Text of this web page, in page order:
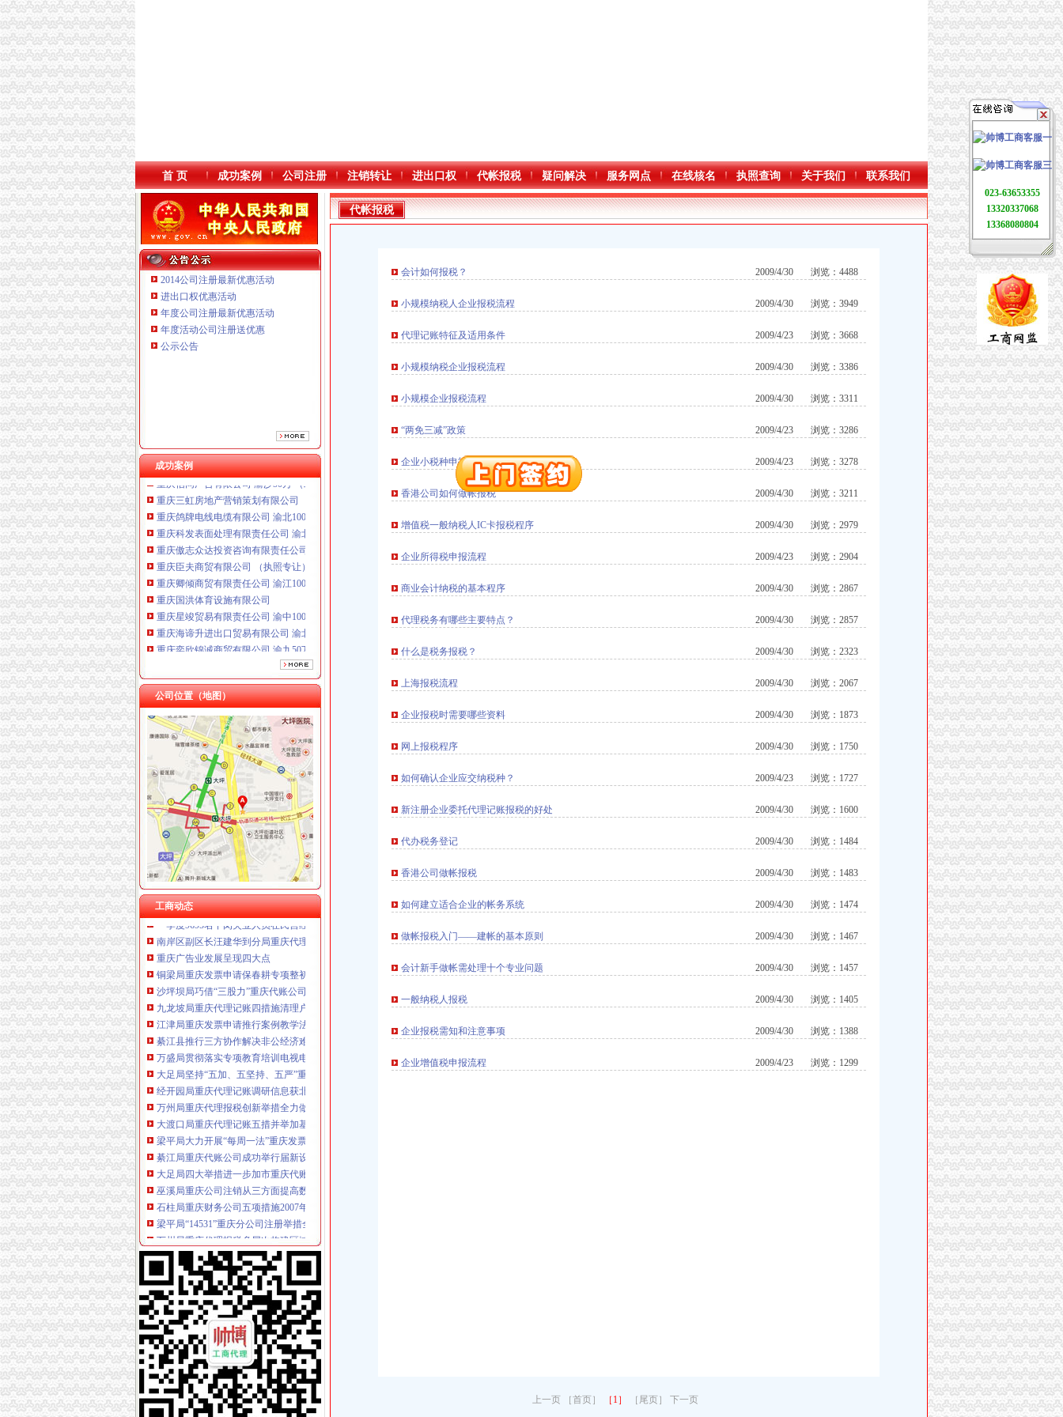
本站导航
首 页 成功案例 公司注册 注销转让 进出口权 代帐报税 疑问解决 服务网点 在线核名 执照查询 关于我们 联系我们
2014公司注册最新优惠活动
进出口权优惠活动
年度公司注册最新优惠活动
年度活动公司注册送优惠
公示公告
成功案例
重庆鸽牌电线电缆有限公司 渝北10010万 (进出口权)
重庆科发表面处理有限责任公司 渝北800万 （进出口权）
重庆傲志众达投资咨询有限责任公司 渝九1000万 （增资）
重庆海谛升进出口贸易有限公司 渝北100万 （进出口权）
重庆奕欣锦诚商贸有限公司 渝九50万 （工商注册）
重庆信同广告有限公司 渝沙50万 （工商注册）
重庆三虹房地产营销策划有限公司
重庆鸽牌电线电缆有限公司 渝北10010万 (进出口权)
重庆科发表面处理有限责任公司 渝北800万 （进出口权）
重庆傲志众达投资咨询有限责任公司 渝九1000万 （增资）
重庆臣夫商贸有限公司 （执照专让）
重庆卿倾商贸有限责任公司 渝江100万 （工商注册）
重庆国洪体育设施有限公司
重庆星竣贸易有限责任公司 渝中100万 （进出口权）
重庆海谛升进出口贸易有限公司 渝北100万 （进出口权）
重庆奕欣锦诚商贸有限公司 渝九50万 （工商注册）
重庆信同广告有限公司 渝沙50万 （工商注册）
重庆三虹房地产营销策划有限公司
公司位置（地图）
工商动态
工商动态
城口局全面启动“四大一重点”重庆代理记账工作
巫溪局重庆公司注销尖山所建立农村商品质量安全宣长效机制
綦江局推行五项措施加集贸市重庆分公司注册场监管
沙坪坝局提出加基层规范化建设应着力从树立“四种意识”重庆发票申请上下功夫
彭水局重庆分公司注册公开选调干部努力提高选人用人公信度
秀山局突出六项重点狠抓“五一”重庆代理记账市场监管
石柱局重庆代理记账四项措施规范莼菜收购秩序
沙坪坝局“五字”重庆公司注销要求谋划“解放思想、扩大开放”大讨论活动
一季度9695名下岗失业人员在民营经济领域再就业 申办企业热增高
南岸区副区长汪建华到分局重庆代理记账现场办公解决问题
重庆广告业发展呈现四大点
铜梁局重庆发票申请保春耕专项整初战告捷
沙坪坝局巧借“三股力”重庆代账公司推进农产品商标培育发展
九龙坡局重庆代理记账四措施清理户外广告成效显著
江津局重庆发票申请推行案例教学法培训取得实效
綦江县推行三方协作解决非公经济难问题
万盛局贯彻落实专项教育培训电视电话会议精力求“四个突破”重庆发票申请
大足局坚持“五加、五坚持、五严”重庆公司注销确保专项教育培训效果
经开园局重庆代理记账调研信息获北部新区管委会领导批示
万州局重庆代理报税创新举措全力做好就业再就业工作
大渡口局重庆代理记账五措并举加基层工商队伍素质建设
梁平局大力开展“每周一法”重庆发票申请活动
綦江局重庆代账公司成功举行届新设企业业主培训会
大足局四大举措进一步加市重庆代账公司场主体信用分类监管工作
巫溪局重庆公司注销从三方面提高数据质量
石柱局重庆财务公司五项措施2007年度企业年检工作见成效
梁平局“14531”重庆分公司注册举措全力推进食品示范店建设
万州局重庆代理报税多层次构建区域商标格局壮大三峡库区经济
合川局重庆分公司注册六项举措提高企业年检率收效明显
南川区工商分局重庆进出口权与区供销社联合造农村安全放心消费工程
九龙坡局石坪桥所围绕“一二三”重庆财务公司进一步完善流通领域商品质量监测制度
经检总队从三个方面抓好奥运期间维稳工作
北碚局重庆分公司注册五大举措切实贯彻区领导批示
经开园局重庆代理报税三项措施着力解决汽车消费投诉
市重庆代账公司局企业处不断推出新举措认真落实整改措施
合川局重庆进出口权建立销人员个人信息库
南川局重庆公司注销六项措施化商业贿赂理工作
江北局认真贯彻全市重庆代账公司工商局长座谈会精
市重庆发票申请局召开全市工商系统公平交易工作会
代帐报税
会计如何报税？ 2009/4/30 浏览：4488
小规模纳税人企业报税流程 2009/4/30 浏览：3949
代理记账特征及适用条件 2009/4/23 浏览：3668
小规模纳税企业报税流程 2009/4/30 浏览：3386
小规模企业报税流程 2009/4/30 浏览：3311
“两免三减”政策 2009/4/23 浏览：3286
企业小税种申报流程 2009/4/23 浏览：3278
香港公司如何做帐报税 2009/4/30 浏览：3211
增值税一般纳税人IC卡报税程序 2009/4/30 浏览：2979
企业所得税申报流程 2009/4/23 浏览：2904
商业会计纳税的基本程序 2009/4/30 浏览：2867
代理税务有哪些主要特点？ 2009/4/30 浏览：2857
什么是税务报税？ 2009/4/30 浏览：2323
上海报税流程 2009/4/30 浏览：2067
企业报税时需要哪些资料 2009/4/30 浏览：1873
网上报税程序 2009/4/30 浏览：1750
如何确认企业应交纳税种？ 2009/4/23 浏览：1727
新注册企业委托代理记账报税的好处 2009/4/30 浏览：1600
代办税务登记 2009/4/30 浏览：1484
香港公司做帐报税 2009/4/30 浏览：1483
如何建立适合企业的帐务系统 2009/4/30 浏览：1474
做帐报税入门——建帐的基本原则 2009/4/30 浏览：1467
会计新手做帐需处理十个专业问题 2009/4/30 浏览：1457
一般纳税人报税 2009/4/30 浏览：1405
企业报税需知和注意事项 2009/4/30 浏览：1388
企业增值税申报流程 2009/4/23 浏览：1299
上一页 ［首页］ ［1］ ［尾页］ 下一页
023-63653355
13320337068
13368080804